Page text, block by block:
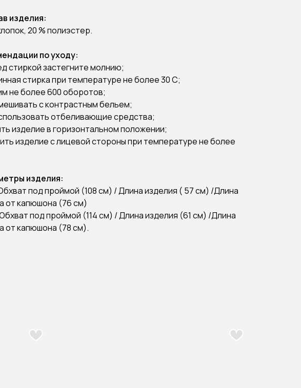
изделия:
20 % полиэстер.
по уходу:
стиркой застегните молнию;
стирка при температуре не более 30 C;
не более 600 оборотов;
с контрастным бельем;
отбеливающие средства;
изделие в горизонтальном положении;
изделие с лицевой стороны при температуре не более
изделия:
под проймой (108 см) / Длина изделия ( 57 см) /Длина
от капюшона (76 см)
под проймой (114 см) / Длина изделия (61 см) /Длина
от капюшона (78 см).